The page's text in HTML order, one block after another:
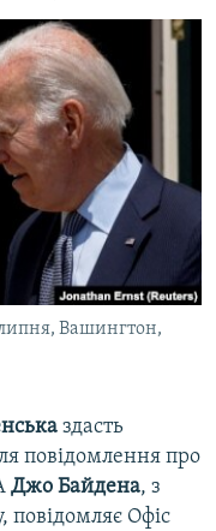
Вашингтон,
здасть
повідомлення про
Джо Байдена, з
повідомляє Офіс